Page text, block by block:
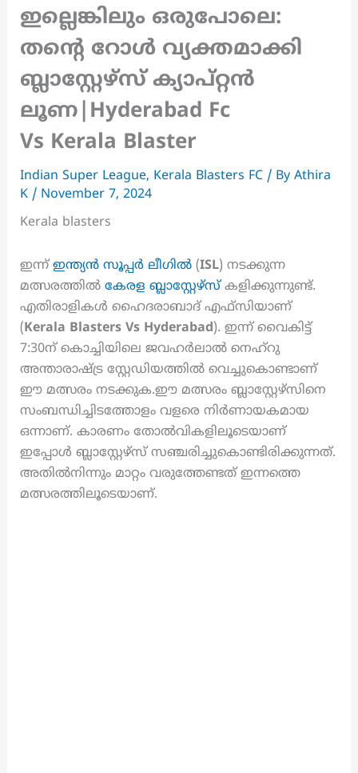
ഇല്ലെങ്കിലും ഒരുപോലെ:
തന്റെ റോൾ വ്യക്തമാക്കി
ബ്ലാസ്റ്റേഴ്സ് ക്യാപ്റ്റൻ
ലൂണ|Hyderabad Fc
Vs Kerala Blaster
Indian Super League, Kerala Blasters FC/ By Athira
K / November 7, 2024
Kerala blasters
ഇന്ന് ഇന്ത്യൻ സൂപ്പർ ലീഗിൽ(ISL) നടക്കുന്ന
മത്സരത്തിൽ കേരള ബ്ലാസ്റ്റേഴ്സ്കളിക്കുന്നുണ്ട്.
എതിരാളികൾ ഹൈദരാബാദ് എഫ്സിയാണ്
(Kerala Blasters Vs Hyderabad). ഇന്ന് വൈകിട്ട്
7:30ന് കൊച്ചിയിലെ ജവഹർലാൽ നെഹ്റു
അന്താരാഷ്ട്ര സ്റ്റേഡിയത്തിൽ വെച്ചുകൊണ്ടാണ്
ഈ മത്സരം നടക്കുക.ഈ മത്സരം ബ്ലാസ്റ്റേഴ്സിനെ
സംബന്ധിച്ചിടത്തോളം വളരെ നിർണായകമായ
ഒന്നാണ്. കാരണം തോൽവികളിലൂടെയാണ്
ഇപ്പോൾ ബ്ലാസ്റ്റേഴ്സ് സഞ്ചരിച്ചുകൊണ്ടിരിക്കുന്നത്.
അതിൽനിന്നും മാറ്റം വരുത്തേണ്ടത് ഇന്നത്തെ
മത്സരത്തിലൂടെയാണ്.